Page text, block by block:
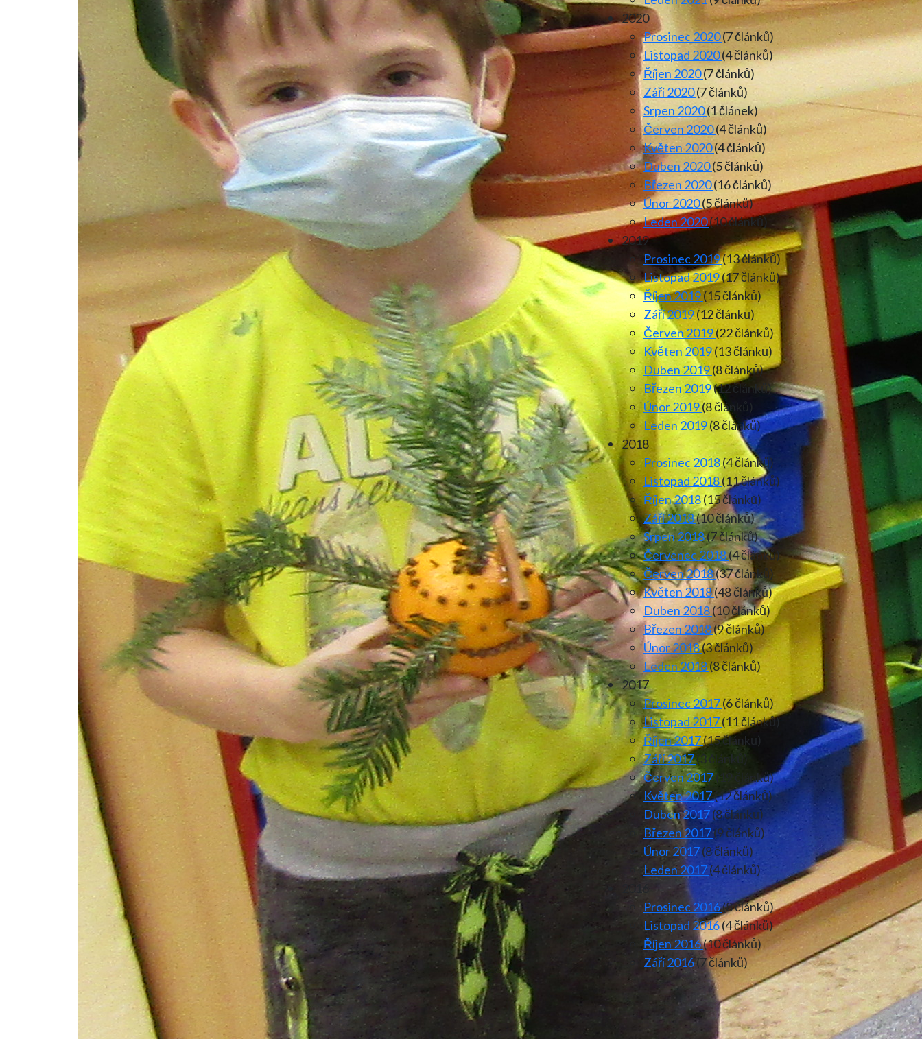
2020
Prosinec 2020(7 článků)
Listopad 2020(4 článků)
Říjen 2020(7 článků)
Září 2020(7 článků)
Srpen 2020(1 článek)
Červen 2020(4 článků)
Květen 2020(4 článků)
Duben 2020(5 článků)
Březen 2020(16 článků)
Únor 2020(5 článků)
Leden 2020(10 článků)
2019
Prosinec 2019(13 článků)
Listopad 2019(17 článků)
Říjen 2019(15 článků)
Září 2019(12 článků)
Červen 2019(22 článků)
Květen 2019(13 článků)
Duben 2019(8 článků)
Březen 2019(12 článků)
Únor 2019(8 článků)
Leden 2019(8 článků)
2018
Prosinec 2018(4 článků)
Listopad 2018(11 článků)
Říjen 2018(15 článků)
Září 2018(10 článků)
Srpen 2018(7 článků)
Červenec 2018(4 článků)
Červen 2018(37 článků)
Květen 2018(48 článků)
Duben 2018(10 článků)
Březen 2018(9 článků)
Únor 2018(3 článků)
Leden 2018(8 článků)
2017
Prosinec 2017(6 článků)
Listopad 2017(11 článků)
Říjen 2017(15 článků)
Září 2017(3 článků)
Červen 2017(19 článků)
Květen 2017(12 článků)
Duben 2017(8 článků)
Březen 2017(9 článků)
Únor 2017(8 článků)
Leden 2017(4 článků)
2016
Prosinec 2016(8 článků)
Listopad 2016(4 článků)
Říjen 2016(10 článků)
Září 2016(7 článků)